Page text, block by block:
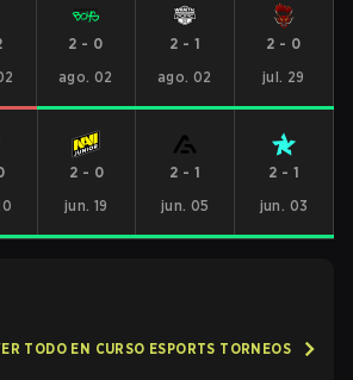
2 - 0
ago. 02
2 - 1
ago. 02
2 - 0
jul. 29
2 - 0
jun. 19
2 - 1
jun. 05
2 - 1
jun. 03
TODO EN CURSO ESPORTS TORNEOS